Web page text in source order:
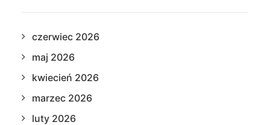
czerwiec 2026
maj 2026
kwiecień 2026
marzec 2026
luty 2026